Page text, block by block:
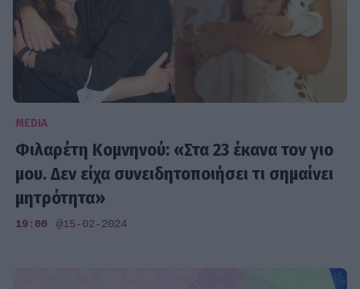
MEDIA
Φιλαρέτη Κομνηνού: «Στα 23 έκανα τον γιο
μου. Δεν είχα συνειδητοποιήσει τι σημαίνει
μητρότητα»
19:00 @15-02-2024